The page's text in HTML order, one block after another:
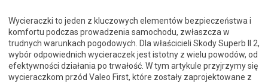
Wycieraczki to jeden z kluczowych elementów bezpieczeństwa i
komfortu podczas prowadzenia samochodu, zwłaszcza w
trudnych warunkach pogodowych. Dla właścicieli Skody Superb II 2,
wybór odpowiednich wycieraczek jest istotny z wielu powodów, od
efektywności działania po trwałość. W tym artykule przyjrzymy się
wycieraczkom przód Valeo First, które zostały zaprojektowane z